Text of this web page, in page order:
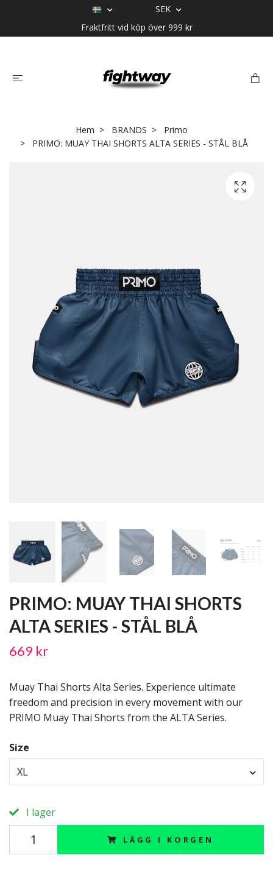
SEK
Fraktfritt vid köp över 999 kr
Hem BRANDS
Primo
PRIMO: MUAY THAI SHORTS ALTA SERIES - STÅL BLÅ
PRIMO: MUAY THAI SHORTS
ALTA SERIES - STÅL BLÅ
669 kr
Muay Thai Shorts Alta Series. Experience ultimate
freedom and precision in every movement with our
PRIMO Muay Thai Shorts from the ALTA Series.
Size
XL
I lager
LÄGG I KORGEN